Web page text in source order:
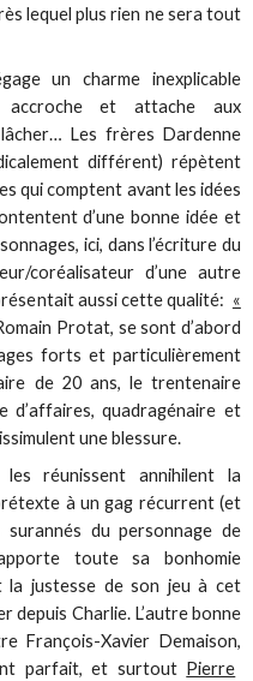
lequel plus rien ne sera tout
un charme inexplicable
accroche et attache aux
Les frères Dardenne
différent) répètent
qui comptent avant les idées
d’une bonne idée et
ici, dans l’écriture du
coréalisateur d’une autre
aussi cette qualité: «
Protat, se sont d’abord
forts et particulièrement
de 20 ans, le trentenaire
d’affaires, quadragénaire et
une blessure.
réunissent annihilent la
à un gag récurrent (et
du personnage de
toute sa bonhomie
la justesse de son jeu à cet
depuis Charlie. L’autre bonne
François-Xavier Demaison,
parfait, et surtout Pierre